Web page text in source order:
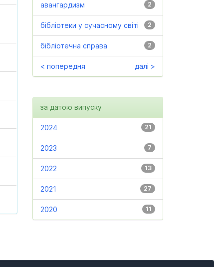
2
авангардизм
2
бібліотеки у сучасному світі
2
бібліотечна справа
< попередня далі >
за датою випуску
21
2024
7
2023
13
2022
27
2021
11
2020